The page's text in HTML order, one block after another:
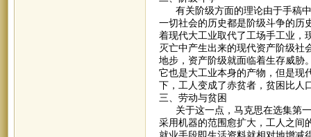
有关阶级方面的理论由于手稿中
一切社会的历史都是阶级斗争的历
着现代大工业取代了工场手工业，
灭亡中产生出来的现代资产阶级社
地步，资产阶级就面临着生存威胁
它也是大工业本身的产物，但是现
下，工人变成了赤贫者，贫困比人
三、劳动与贫困
关于这一点，马克思在选集第一
采用机器的范围愈扩大，工人之间
就业手段即生活资料就相对地增减